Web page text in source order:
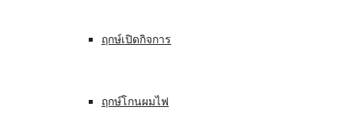
ฤกษ์เปิดกิจการ
ฤกษ์โกนผมไฟ